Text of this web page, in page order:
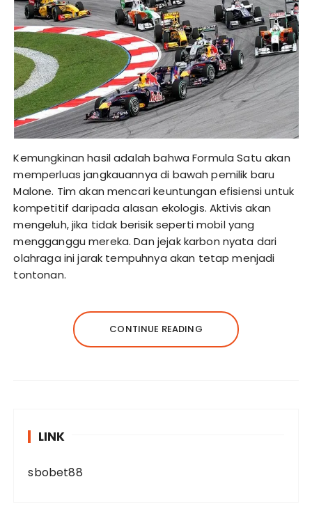
Kemungkinan hasil adalah bahwa Formula Satu akan
memperluas jangkauannya di bawah pemilik baru
Malone. Tim akan mencari keuntungan efisiensi untuk
kompetitif daripada alasan ekologis. Aktivis akan
mengeluh, jika tidak berisik seperti mobil yang
mengganggu mereka. Dan jejak karbon nyata dari
olahraga ini jarak tempuhnya akan tetap menjadi
tontonan.
CONTINUE READING
LINK
sbobet88